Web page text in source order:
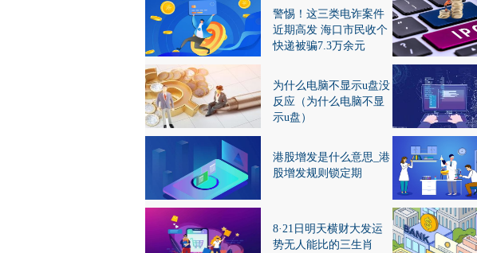
警惕！这三类电诈案件
近期高发 海口市民收个
快递被骗7.3万余元
为什么电脑不显示u盘没
反应（为什么电脑不显
示u盘）
港股增发是什么意思_港
股增发规则锁定期
8·21日明天横财大发运
势无人能比的三生肖